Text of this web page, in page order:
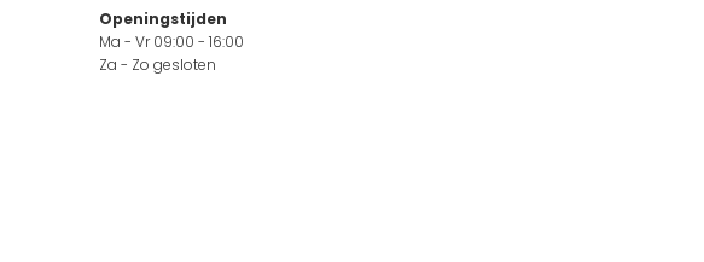
Openingstijden
Ma - Vr 09:00 - 16:00
Za - Zo gesloten